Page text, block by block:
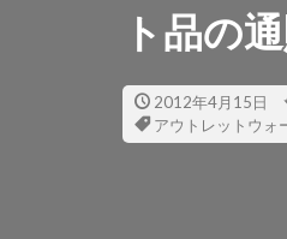
ト品の
2012年4月15日
アウトレットウォ